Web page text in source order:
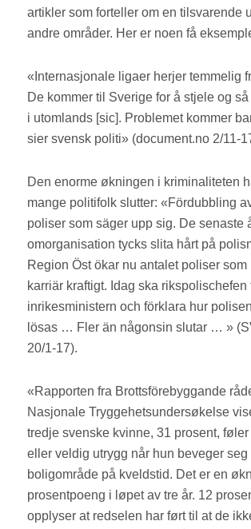
artikler som forteller om en tilsvarende
andre områder. Her er noen få
«Internasjonale ligaer herjer temmelig
De kommer til Sverige for å stjele og
i utomlands [sic]. Problemet kommer
sier svensk politi» (document.no 2/11-
Den enorme økningen i kriminaliteten
mange politifolk slutter: «Fördubbling
poliser som säger upp sig. De senaste
omorganisation tycks slita hårt på
Region Öst ökar nu antalet poliser som
karriär kraftigt. Idag ska rikspolischefen
inrikesministern och förklara hur
lösas … Fler än någonsin slutar … »
20/1-17).
«Rapporten fra Brottsförebyggande
Nasjonale Tryggehetsundersøkelse
tredje svenske kvinne, 31 prosent,
eller veldig utrygg når hun beveger seg
boligområde på kveldstid. Det er en
prosentpoeng i løpet av tre år. 12
opplyser at redselen har ført til at de